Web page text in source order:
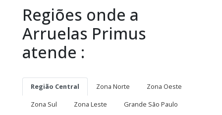
Regiões onde a
Arruelas Primus
atende :
Região Central Zona Norte
Zona Oeste
Zona Sul
Zona Leste
Grande São Paulo